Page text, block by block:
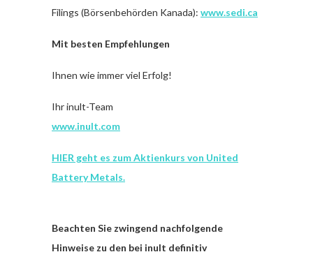
Filings (Börsenbehörden Kanada): www.sedi.ca
Mit besten Empfehlungen
Ihnen wie immer viel Erfolg!
Ihr inult-Team
www.inult.com
HIER geht es zum Aktienkurs von United
Battery Metals.
Beachten Sie zwingend nachfolgende
Hinweise zu den bei inult definitiv